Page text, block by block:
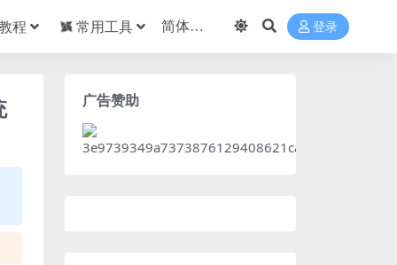
程 常用工具 登录
广告赞助